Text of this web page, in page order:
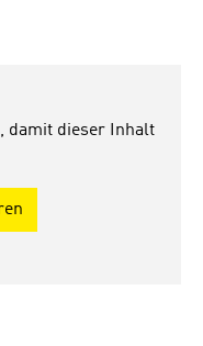
damit dieser Inhalt